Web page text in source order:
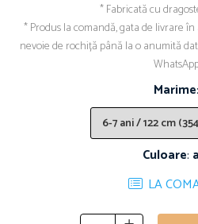
* Fabricată cu
* Produs la comandă, gata de livrare
nevoie de rochiță până la o anumită
Marime:
Culoare:
LA